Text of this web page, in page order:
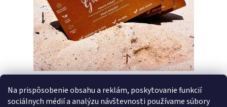
Na prispôsobenie obsahu a reklám, poskytovanie funkcií
sociálnych médií a analýzu návštevnosti používame súbory